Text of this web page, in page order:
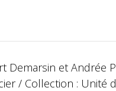
Demarsin et Andrée
/ Collection : Unité